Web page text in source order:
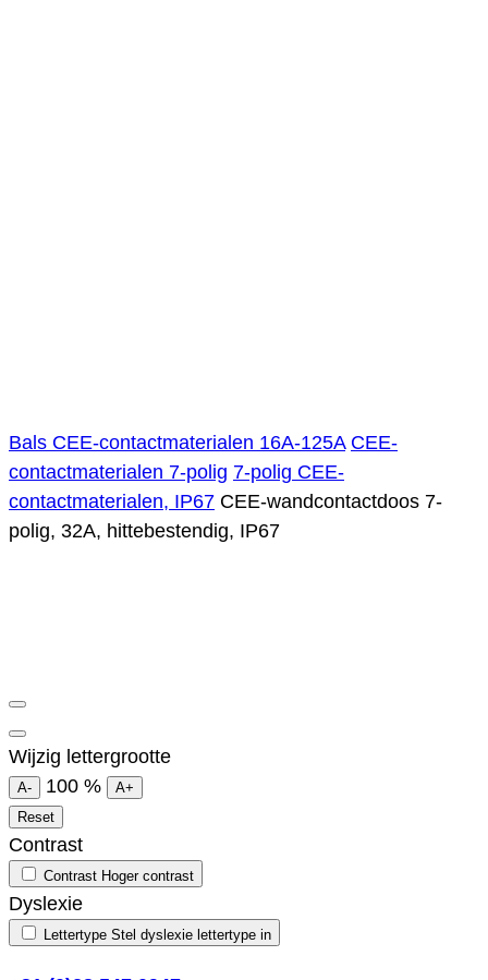
Bals CEE-contactmaterialen 16A-125A CEE-
contactmaterialen 7-polig 7-polig CEE-
contactmaterialen, IP67 CEE-wandcontactdoos 7-
polig, 32A, hittebestendig, IP67
Wijzig lettergrootte
A- 100 %
A+
Reset
Contrast
Contrast Hoger contrast
Dyslexie
Lettertype Stel dyslexie lettertype in